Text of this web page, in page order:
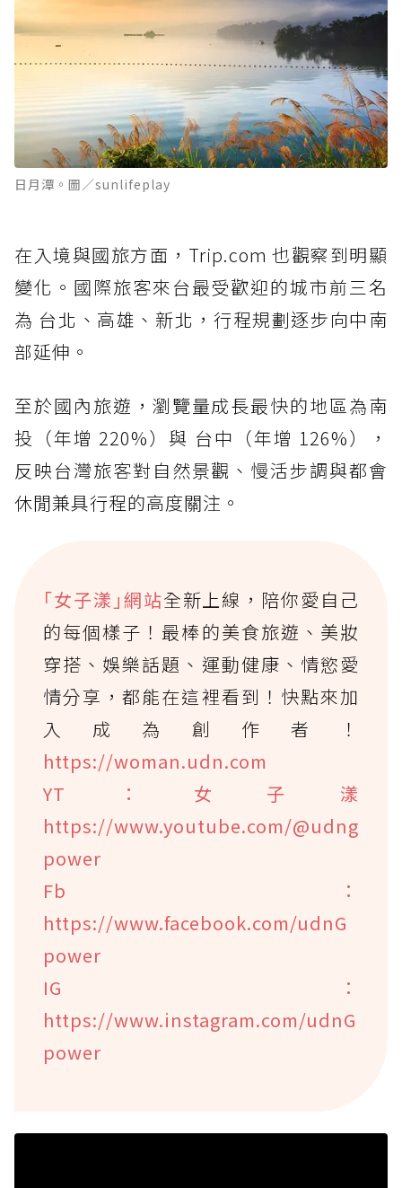
日月潭。圖／sunlifeplay
在入境與國旅方面，Trip.com 也觀察到明顯
變化。國際旅客來台最受歡迎的城市前三名
為 台北、高雄、新北，行程規劃逐步向中南
部延伸。
至於國內旅遊，瀏覽量成長最快的地區為南
投（年增 220%）與 台中（年增 126%），
反映台灣旅客對自然景觀、慢活步調與都會
休閒兼具行程的高度關注。
｢女子漾｣網站全新上線，陪你愛自己
的每個樣子！最棒的美食旅遊、美妝
穿搭、娛樂話題、運動健康、情慾愛
情分享，都能在這裡看到！快點來加
入成為創作者！
https://woman.udn.com
YT：女子漾
https://www.youtube.com/@udng
power
Fb：
https://www.facebook.com/udnG
power
IG：
https://www.instagram.com/udnG
power